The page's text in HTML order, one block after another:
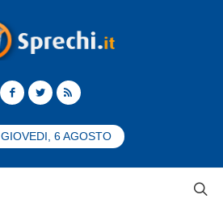
GIOVEDI, 6 AGOSTO